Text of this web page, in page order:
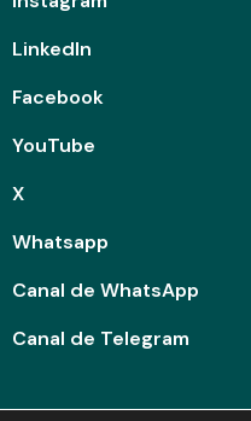
LinkedIn
Facebook
YouTube
X
Whatsapp
Canal de WhatsApp
Canal de Telegram